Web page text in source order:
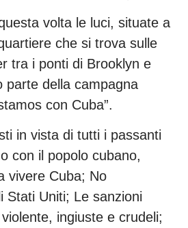
volta le luci, situate a
che si trova sulle
tra i ponti di Brooklyn e
parte della campagna
con Cuba”.
in vista di tutti i passanti
con il popolo cubano,
vivere Cuba; No
Stati Uniti; Le sanzioni
ingiuste e crudeli;